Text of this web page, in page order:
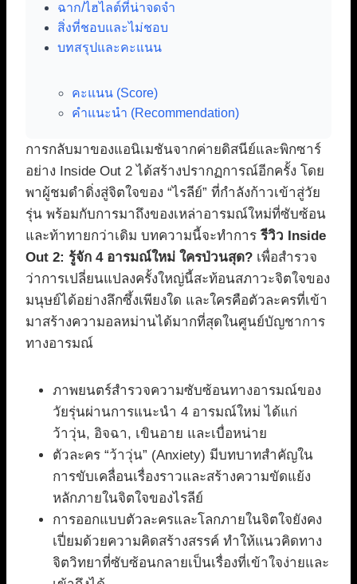
ฉาก/ไฮไลต์ที่น่าจดจำ
สิ่งที่ชอบและไม่ชอบ
บทสรุปและคะแนน
คะแนน (Score)
คำแนะนำ (Recommendation)
การกลับมาของแอนิเมชันจากค่ายดิสนีย์และพิกซาร์
อย่าง Inside Out 2 ได้สร้างปรากฏการณ์อีกครั้ง โดย
พาผู้ชมดำดิ่งสู่จิตใจของ “ไรลีย์” ที่กำลังก้าวเข้าสู่วัย
รุ่น พร้อมกับการมาถึงของเหล่าอารมณ์ใหม่ที่ซับซ้อน
และท้าทายกว่าเดิม บทความนี้จะทำการรีวิว Inside
Out 2: รู้จัก 4 อารมณ์ใหม่ ใครป่วนสุด? เพื่อสำรวจ
ว่าการเปลี่ยนแปลงครั้งใหญ่นี้สะท้อนสภาวะจิตใจของ
มนุษย์ได้อย่างลึกซึ้งเพียงใด และใครคือตัวละครที่เข้า
มาสร้างความอลหม่านได้มากที่สุดในศูนย์บัญชาการ
ทางอารมณ์
ภาพยนตร์สำรวจความซับซ้อนทางอารมณ์ของ
วัยรุ่นผ่านการแนะนำ 4 อารมณ์ใหม่ ได้แก่
ว้าวุ่น, อิจฉา, เขินอาย และเบื่อหน่าย
ตัวละคร “ว้าวุ่น” (Anxiety) มีบทบาทสำคัญใน
การขับเคลื่อนเรื่องราวและสร้างความขัดแย้ง
หลักภายในจิตใจของไรลีย์
การออกแบบตัวละครและโลกภายในจิตใจยังคง
เปี่ยมด้วยความคิดสร้างสรรค์ ทำให้แนวคิดทาง
จิตวิทยาที่ซับซ้อนกลายเป็นเรื่องที่เข้าใจง่ายและ